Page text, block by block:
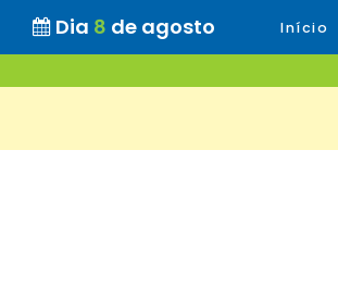
Dia 8 de agosto Início